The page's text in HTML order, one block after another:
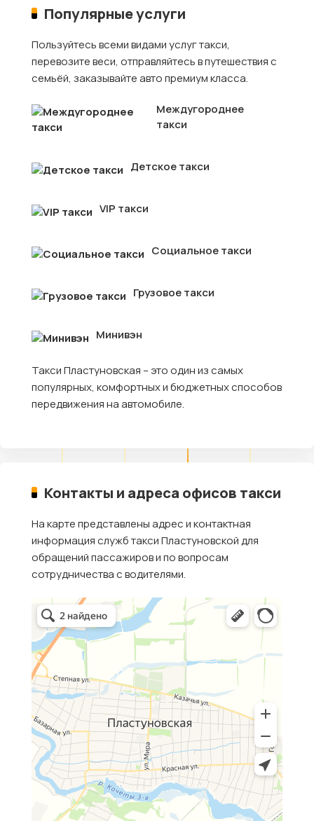
Популярные услуги
Пользуйтесь всеми видами услуг такси,
перевозите веси, отправляйтесь в путешествия с
семьёй, заказывайте авто премиум класса.
Междугороднее
такси
Детское такси
VIP такси
Социальное такси
Грузовое такси
Минивэн
Такси Пластуновская – это один из самых
популярных, комфортных и бюджетных способов
передвижения на автомобиле.
Контакты и адреса офисов такси
На карте представлены адрес и контактная
информация служб такси Пластуновской для
обращений пассажиров и по вопросам
сотрудничества с водителями.